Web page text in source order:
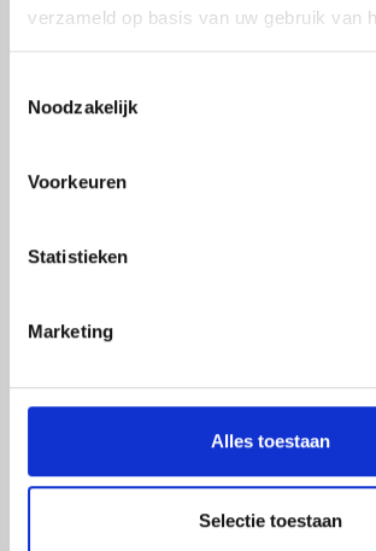
verzameld op basis van uw gebruik van
Noodzakelijk
Voorkeuren
Statistieken
Marketing
Alles toestaan
Selectie toestaan
check_circle Leverancier met expertise in
HANDIG OM ER BIJ TE KOPEN